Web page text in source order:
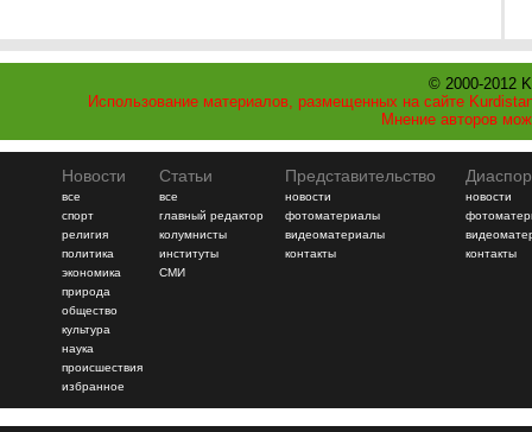
© 2000-2012
Использование материалов, размещенных на сайте
Мнение авторов
Новости
все
спорт
религия
политика
экономика
природа
общество
культура
наука
происшествия
избранное
Статьи
все
главный редактор
колумнисты
институты
СМИ
Представительство
новости
фотоматериалы
видеоматериалы
контакты
новости
контакты